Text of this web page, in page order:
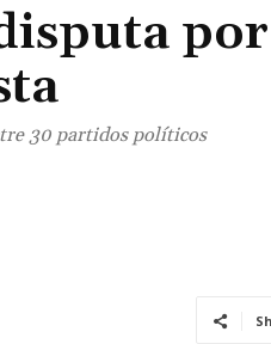
30 partidos políticos